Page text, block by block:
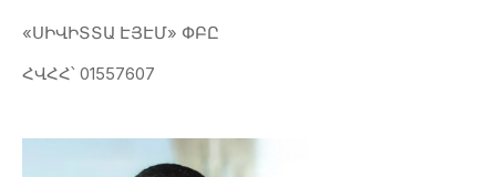
«ՍԻՎԻՏՏԱ ԷՅԷՄ» ՓԲԸ
ՀՎՀՀ՝ 01557607